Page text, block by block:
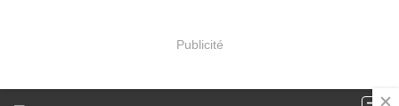
Publicité